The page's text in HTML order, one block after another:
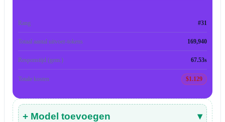
Rang #31
Totaal aantal uitvoer-tokens 169,940
Responstijd (gem.) 67.53s
Totale kosten $1.129
+ Model toevoegen ▾